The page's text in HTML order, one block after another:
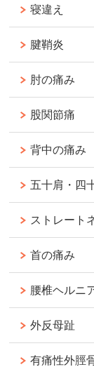
寝違え
腱鞘炎
肘の痛み
股関節痛
背中の痛み
五十肩・四
ストレート
首の痛み
腰椎ヘルニ
外反母趾
有痛性外脛